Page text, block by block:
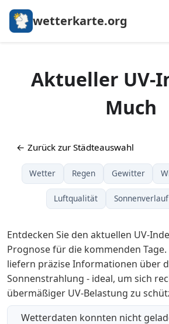
wetterkarte.org
Aktueller UV-
Much
← Zurück zur Städteauswahl
Wetter Regen Gewitter
Luftqualität Sonnenverlauf
Entdecken Sie den aktuellen UV-
Prognose für die kommenden
liefern präzise Informationen über
Sonnenstrahlung - ideal, um sich
übermäßiger UV-Belastung zu
Wetterdaten konnten nicht